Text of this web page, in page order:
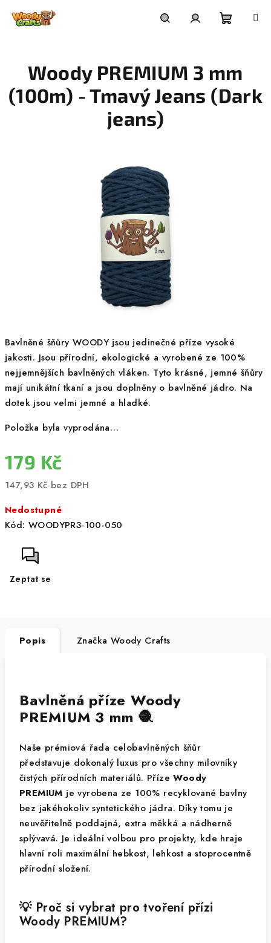
košík
Bavlněné šňůry WOODY jsou jedinečné příze vysoké
jakosti. Jsou přírodní, ekologické a vyrobené ze 100%
nejjemnějších bavlněných vláken. Tyto krásné, jemné šňůry
mají unikátní tkaní a jsou doplněny o bavlněné jádro. Na
dotek jsou velmi jemné a hladké.
Položka byla vyprodána…
179 Kč
147,93 Kč bez DPH
cena:
Nedostupné
Kód: WOODYPR3-100-050
Zeptat se
Woody PREMIUM 3 mm
(100m) - Tmavý Jeans (Dark
jeans)
Popis Značka Woody Crafts
Bavlněná příze Woody
PREMIUM 3 mm 🧶
Naše prémiová řada celobavlněných šňůr
představuje dokonalý luxus pro všechny milovníky
čistých přírodních materiálů. PřízeWoody
PREMIUM je vyrobena ze 100% recyklované bavlny
bez jakéhokoliv syntetického jádra. Díky tomu je
neuvěřitelně poddajná, extra měkká a nádherně
splývavá. Je ideální volbou pro projekty, kde hraje
hlavní roli maximální hebkost, lehkost a stoprocentně
přírodní složení.
💡 Proč si vybrat pro tvoření přízi
Woody PREMIUM?